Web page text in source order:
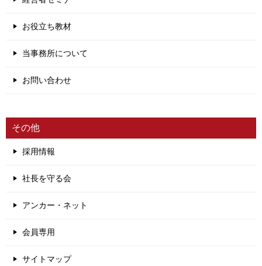
お役立ち教材
当事務所について
お問い合わせ
その他
採用情報
社長を守る会
アンカー・ネット
会員専用
サイトマップ